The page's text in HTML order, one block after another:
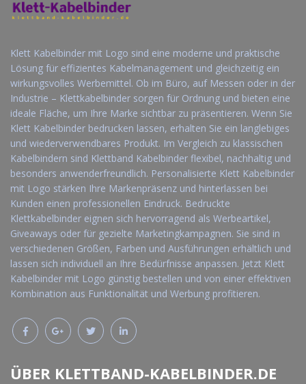
Klett Kabelbinder mit Logo sind eine moderne und praktische
Lösung für effizientes Kabelmanagement und gleichzeitig ein
wirkungsvolles Werbemittel. Ob im Büro, auf Messen oder in der
Industrie – Klettkabelbinder sorgen für Ordnung und bieten eine
ideale Fläche, um Ihre Marke sichtbar zu präsentieren. Wenn Sie
Klett Kabelbinder bedrucken lassen, erhalten Sie ein langlebiges
und wiederverwendbares Produkt. Im Vergleich zu klassischen
Kabelbindern sind Klettband Kabelbinder flexibel, nachhaltig und
besonders anwenderfreundlich. Personalisierte Klett Kabelbinder
mit Logo stärken Ihre Markenpräsenz und hinterlassen bei
Kunden einen professionellen Eindruck. Bedruckte
Klettkabelbinder eignen sich hervorragend als Werbeartikel,
Giveaways oder für gezielte Marketingkampagnen. Sie sind in
verschiedenen Größen, Farben und Ausführungen erhältlich und
lassen sich individuell an Ihre Bedürfnisse anpassen. Jetzt Klett
Kabelbinder mit Logo günstig bestellen und von einer effektiven
Kombination aus Funktionalität und Werbung profitieren.
ÜBER KLETTBAND-KABELBINDER.DE